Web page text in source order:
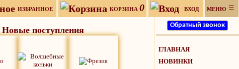
ИЗБРАННОЕ КОРЗИНА 0 ВХОД МЕНЮ ≡
Новые поступления
ГЛАВНАЯ
НОВИНКИ